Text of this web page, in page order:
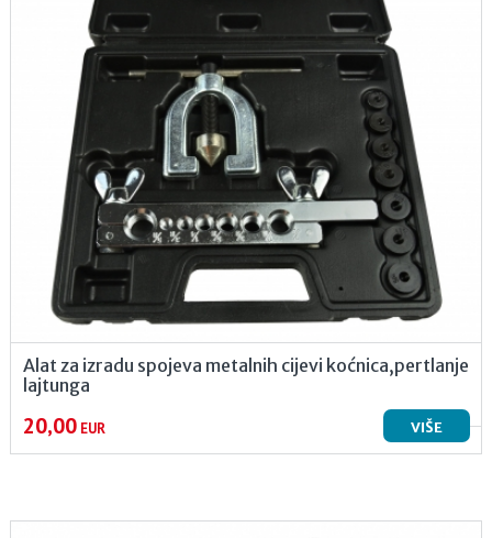
Alat za izradu spojeva metalnih cijevi koćnica,pertlanje
lajtunga
20,00EUR VIŠE